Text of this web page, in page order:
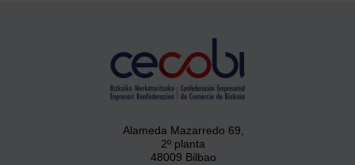
Alameda Mazarredo 69,
2º planta
48009 Bilbao